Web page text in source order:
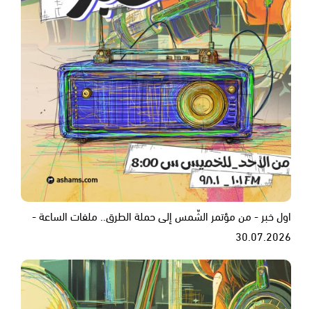
اول خبر - من مؤتمر الشّمس إلى حملة الطرق.. ملفات الساعة -
30.07.2026